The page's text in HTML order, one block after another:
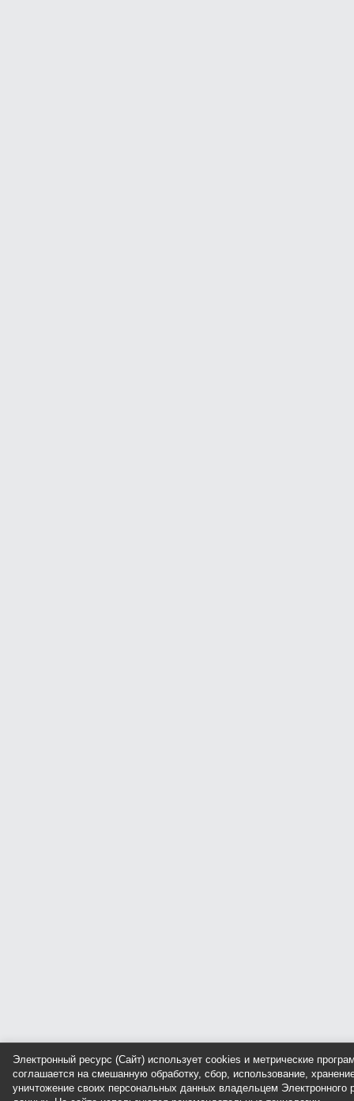
Электронный ресурс (Сайт) использует cookies и метрические
соглашается на смешанную обработку, сбор, использование,
уничтожение своих персональных данных владельцем Электронного